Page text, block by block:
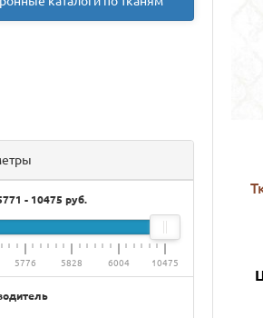
- 10475 руб.
5776 5828 6004 10475